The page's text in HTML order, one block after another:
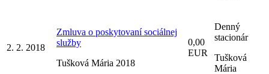
2. 2. 2018
Zmluva o poskytovaní sociálnej
služby
Tušková Mária 2018
0,00
EUR
Denný
stacionár
Tušková
Mária